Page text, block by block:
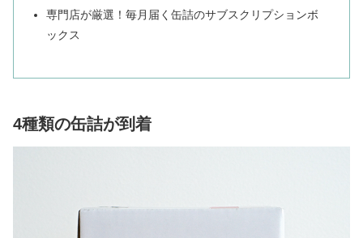
専門店が厳選！毎月届く缶詰のサブスクリプションボ
ックス
4種類の缶詰が到着